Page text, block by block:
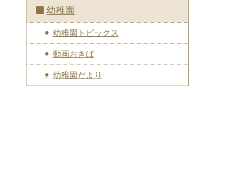
幼稚園
幼稚園トピックス
動画おきば
幼稚園だより